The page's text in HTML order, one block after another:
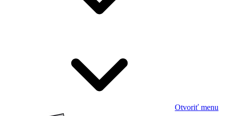
Otvoriť menu